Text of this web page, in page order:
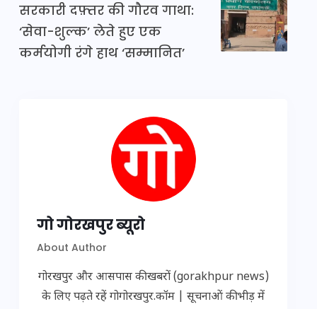
सरकारी दफ़्तर की गौरव गाथा:
‘सेवा-शुल्क’ लेते हुए एक
कर्मयोगी रंगे हाथ ‘सम्मानित’
गो गोरखपुर ब्यूरो
About Author
गोरखपुर और आसपास की खबरों (gorakhpur news)
के लिए पढ़ते रहें गोगोरखपुर.कॉम | सूचनाओं की भीड़ में